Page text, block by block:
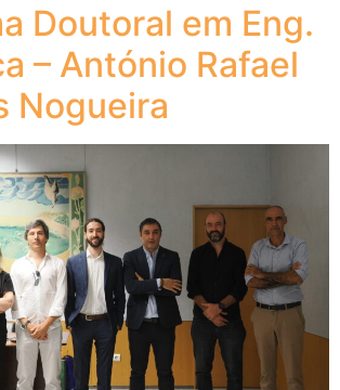
Doutoral em Eng.
– António Rafael
Nogueira